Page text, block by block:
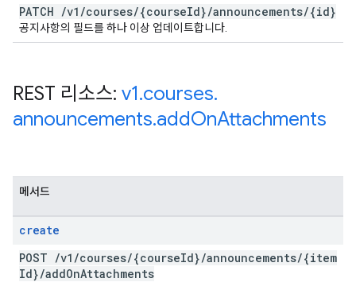
PATCH /v1 /courses/{courseId}/announcements/{id}
공지사항의 필드를 하나 이상 업데이트합니다.
REST 리소스: v1.courses.
announcements.addOnAttachments
메서드
create
POST /v1 /courses/{courseId}/announcements/{item
Id}/addOnAttachments